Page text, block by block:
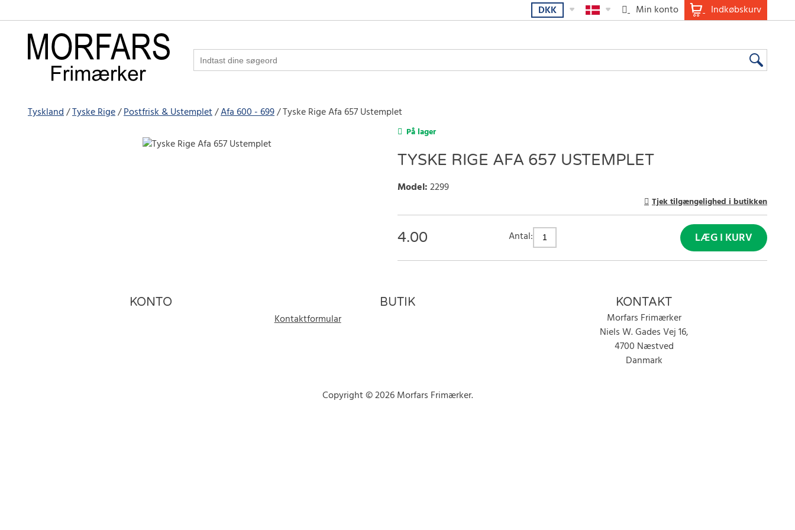
Indkøbskurv
Min konto
DKK
Tyskland Tyske Rige Postfrisk & Ustemplet Afa 600 - 699 Tyske Rige Afa 657 Ustemplet
På lager
TYSKE RIGE AFA 657 USTEMPLET
Model:2299
Tjek tilgængelighed i butikken
4.00 Antal: LÆG I KURV
KONTO BUTIK
Kontaktformular
KONTAKT
Morfars Frimærker
Niels W. Gades Vej 16,
4700 Næstved
Danmark
Copyright © 2026 Morfars Frimærker.